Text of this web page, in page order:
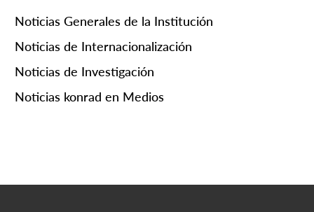
Noticias Generales de la Institución
Noticias de Internacionalización
Noticias de Investigación
Noticias konrad en Medios